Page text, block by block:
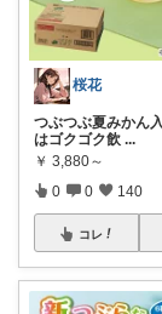
桜花
つぶつぶ夏みかん
はゴクゴク飲 ...
￥ 3,880～
0 0 140
コレ